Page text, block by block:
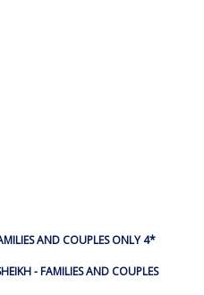
AND COUPLES ONLY 4*
- FAMILIES AND COUPLES